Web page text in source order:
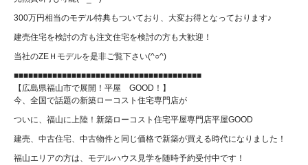
300万円相当のモデル特典もついており、大変お得となっております♪
建売住宅を検討の方も注文住宅を検討の方も大歓迎！
当社のZEＨモデルを是非ご覧下さい(^○^)
■■■■■■■■■■■■■■■■■■■■■■■■■■■■■■■■■■■■■■■
【広島県福山市で展開！平屋 GOOD！】
今、全国で話題の新築ローコスト住宅専門店が
ついに、福山に上陸！新築ローコスト住宅平屋専門店平屋GOOD
建売、中古住宅、中古物件と同じ価格で新築が買える時代になりました！
福山エリアの方は、モデルハウス見学を随時予約受付中です！